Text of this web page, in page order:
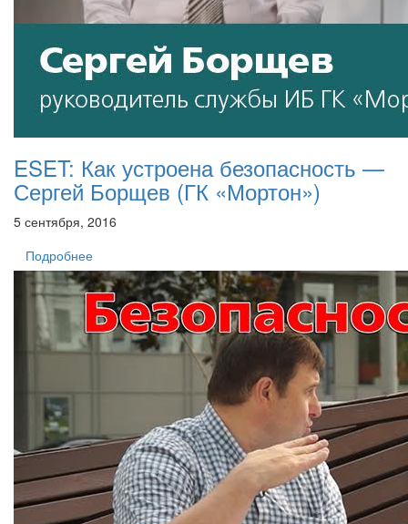
ESET: Как устроена безопасность —
Сергей Борщев (ГК «Мортон»)
5 сентября, 2016
Подробнее